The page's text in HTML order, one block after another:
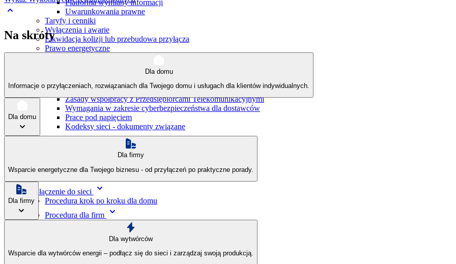
Platforma wymiany informacji
Uwarunkowania prawne
Taryfy i cenniki
Wyłączenia i awarie
Likwidacja kolizji lub przebudowa przyłącza
Prawo energetyczne
Standardy w sieci dystrybucji
Zasady współpracy z Przedsiębiorcami Telekomunikacyjnymi
Wymagania w zakresie cyberbezpieczeństwa dla dostawców
Prace pod napięciem
Kodeksy sieci - dokumenty związane
IRB
Przyłączenie do sieci
Procedura krok po kroku dla domu
Procedura dla firm
Dla firm poniżej 40 kW
Dla firm powyżej 40kW
Dla firm 110 kV
Na skróty
Dla domu
Informacje o przyłączeniach, rozwiązaniach dla Twojego domu i usługach dla klientów indywidualnych.
Dla domu
Dla firmy
Wsparcie energetyczne dla Twojego biznesu - od przyłączeń po praktyczne porady.
Dla firmy
Dla wytwórców
Wsparcie dla wytwórców energii – podłącz się do sieci i zarządzaj swoją produkcją.